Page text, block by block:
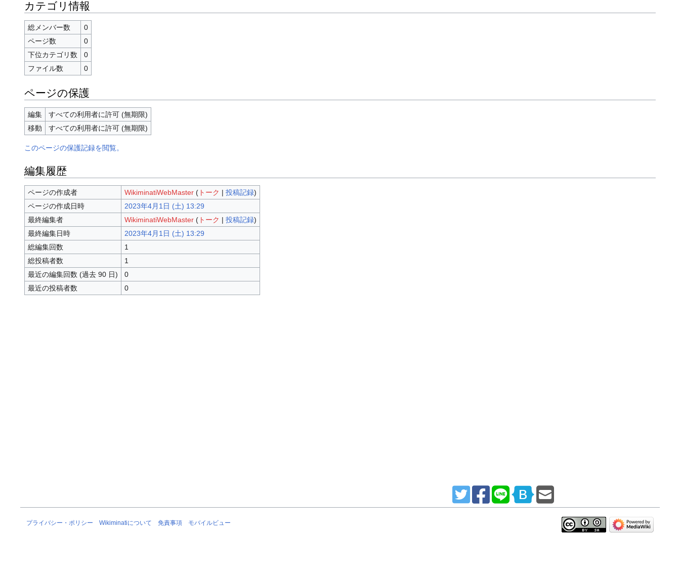
カテゴリ情報
総メンバー数
0
ページ数
0
下位カテゴリ数
0
ファイル数
0
ページの保護
編集
すべての利用者に許可 (無期限)
移動
すべての利用者に許可 (無期限)
このページの保護記録を閲覧。
編集履歴
ページの作成者 WikiminatiWebMaster (トーク | 投稿記録)
ページの作成日時
2023年4月1日 (土) 13:29
最終編集者
WikiminatiWebMaster (トーク | 投稿記録)
最終編集日時
2023年4月1日 (土) 13:29
総編集回数
1
総投稿者数
1
最近の編集回数 (過去 90 日)
0
最近の投稿者数
0
プライバシー・ポリシー Wikiminatiについて 免責事項 モバイルビュー